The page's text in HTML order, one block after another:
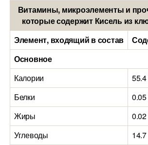
Витамины, микроэлементы и
которые содержит Кисель из
Элемент, входящий в состав
Основное
Калории
55.4
Белки
0.05
Жиры
0.02
Углеводы
14.7